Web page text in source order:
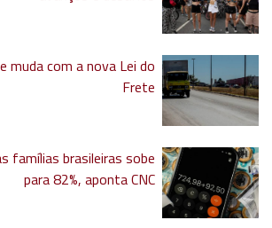
muda com a nova Lei do
Frete
famílias brasileiras sobe
para 82%, aponta CNC